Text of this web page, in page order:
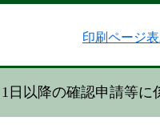
印刷ページ
日以降の確認申請等に